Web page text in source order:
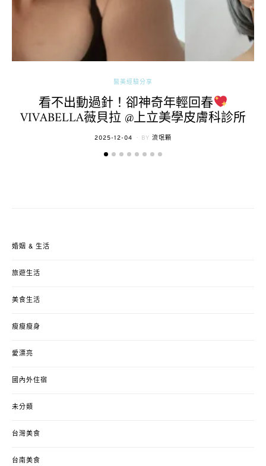
醫美經驗分享
看不出動過針！卻神奇年輕回春
VIVABELLA薇貝拉 @上立美學皮膚科診所
POSTED
2025-12-04 BY 流氓顆
婚姻 & 生活
旅遊生活
美食生活
瘦瘦瘦身
愛漂亮
國內外住宿
未分類
台灣美食
台南美食